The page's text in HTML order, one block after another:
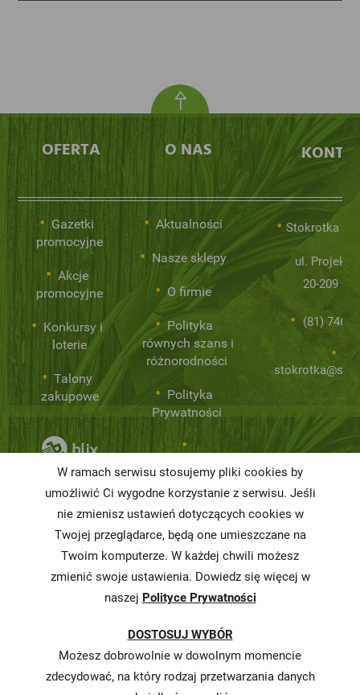
OFERTA
Gazetki
promocyjne
Akcje
promocyjne
Konkursy i
loterie
Talony
zakupowe
O NAS
Aktualności
Nasze sklepy
O firmie
Polityka
równych szans i
różnorodności
Polityka
Prywatności
żywności
Informacja o
realizowanej
strategii
podatkowej
Karty
Butelkomaty
Stokrotka
ul.
20-209
(81) 746
W ramach serwisu stosujemy pliki cookies by
umożliwić Ci wygodne korzystanie z serwisu. Jeśli
nie zmienisz ustawień dotyczących cookies w
Twojej przeglądarce, będą one umieszczane na
Twoim komputerze. W każdej chwili możesz
zmienić swoje ustawienia. Dowiedz się więcej w
naszej Polityce Prywatności
DOSTOSUJ WYBÓR
Możesz dobrowolnie w dowolnym momencie
zdecydować, na który rodzaj przetwarzania danych